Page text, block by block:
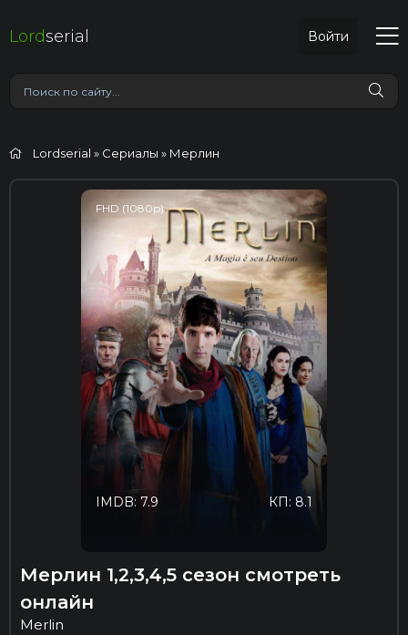
Lordserial Войти
Lordserial » Сериалы » Мерлин
FHD (1080p)
КП: 8.1
IMDB: 7.9
Мерлин 1,2,3,4,5 сезон смотреть
онлайн
Merlin